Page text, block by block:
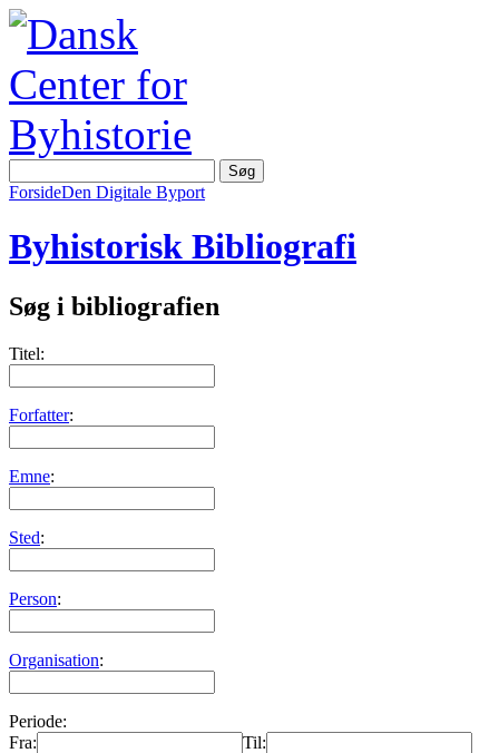
ForsideDen Digitale Byport
Byhistorisk Bibliografi
Søg i bibliografien
Titel:
Forfatter:
Emne:
Sted:
Person:
Organisation:
Periode:
Fra:
Til: